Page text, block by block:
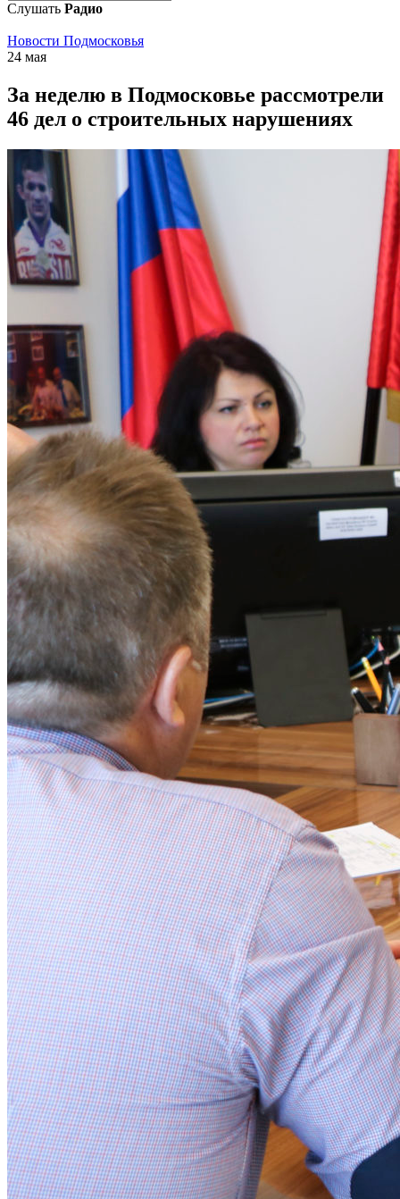
Слушать Радио
Новости Подмосковья
24 мая
За неделю в Подмосковье рассмотрели
46 дел о строительных нарушениях